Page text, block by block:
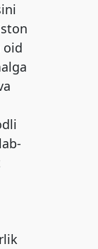
oid